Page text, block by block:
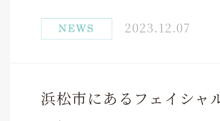
2023.12.07
浜松市にあるフェイシャ